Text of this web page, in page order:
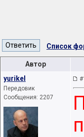
Список
Автор
yurikel
Передовик
Сообщения: 2207